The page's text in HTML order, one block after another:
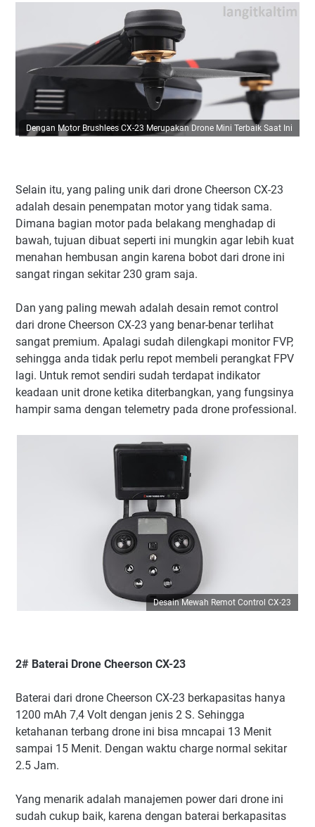
Dengan Motor Brushlees CX-23 Merupakan Drone Mini Terbaik Saat Ini
Selain itu, yang paling unik dari drone Cheerson CX-23
adalah desain penempatan motor yang tidak sama.
Dimana bagian motor pada belakang menghadap di
bawah, tujuan dibuat seperti ini mungkin agar lebih kuat
menahan hembusan angin karena bobot dari drone ini
sangat ringan sekitar 230 gram saja.
Dan yang paling mewah adalah desain remot control
dari drone Cheerson CX-23 yang benar-benar terlihat
sangat premium. Apalagi sudah dilengkapi monitor FVP,
sehingga anda tidak perlu repot membeli perangkat FPV
lagi. Untuk remot sendiri sudah terdapat indikator
keadaan unit drone ketika diterbangkan, yang fungsinya
hampir sama dengan telemetry pada drone professional.
Desain Mewah Remot Control CX-23
2# Baterai Drone Cheerson CX-23
Baterai dari drone Cheerson CX-23 berkapasitas hanya
1200 mAh 7,4 Volt dengan jenis 2 S. Sehingga
ketahanan terbang drone ini bisa mncapai 13 Menit
sampai 15 Menit. Dengan waktu charge normal sekitar
2.5 Jam.
Yang menarik adalah manajemen power dari drone ini
sudah cukup baik, karena dengan baterai berkapasitas